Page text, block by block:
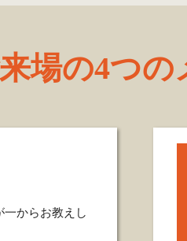
場の4つの
一からお教えし